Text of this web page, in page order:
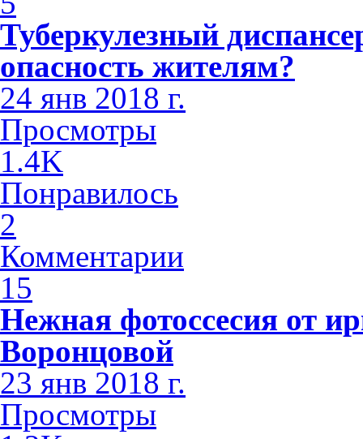
Туберкулезный
опасность жителям?
24 янв 2018 г.
Просмотры
1.4K
Понравилось
2
Комментарии
15
Нежная фотоссесия от
Воронцовой
23 янв 2018 г.
Просмотры